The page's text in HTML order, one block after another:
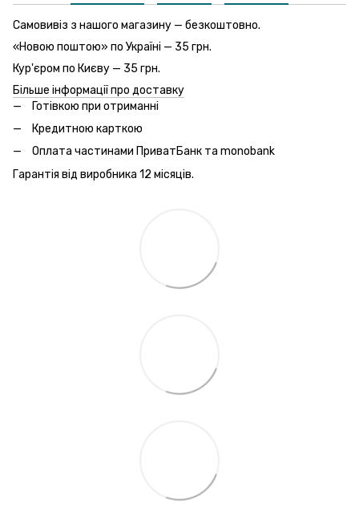
Самовивіз з нашого магазину — безкоштовно.
«Новою поштою» по Україні — 35 грн.
Кур'єром по Києву — 35 грн.
Більше інформації про доставку
Готівкою при отриманні
Кредитною карткою
Оплата частинами ПриватБанк та monobank
Гарантія від виробника 12 місяців.